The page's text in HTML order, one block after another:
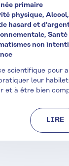
primaire
physique,
hasard et
Santé
non
scientifique pour
leur
et à être bien
LIRE